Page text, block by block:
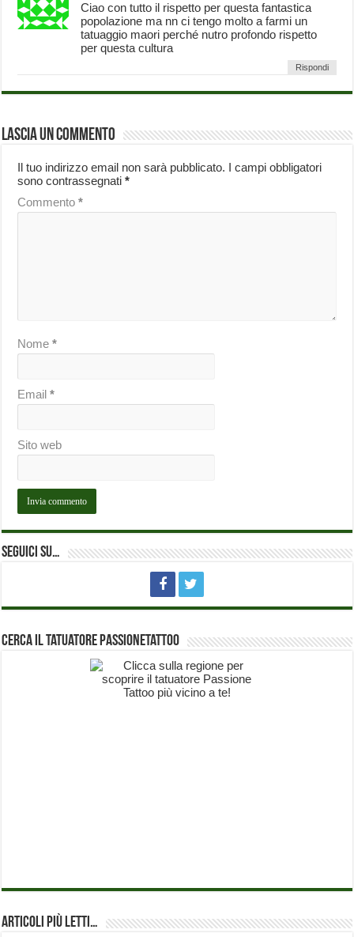
Ciao con tutto il rispetto per questa fantastica
popolazione ma nn ci tengo molto a farmi un
tatuaggio maori perché nutro profondo rispetto
per questa cultura
Rispondi
Lascia un commento
Il tuo indirizzo email non sarà pubblicato. I campi obbligatori
sono contrassegnati*
Commento*
Nome*
Email*
Sito web
Seguici su…
Cerca il Tatuatore PassioneTattoo
Articoli più Letti…